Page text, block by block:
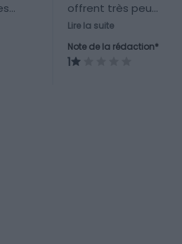
offrent très peu
d’animations en soirée.
Lire la suite
Note de la rédaction*
1